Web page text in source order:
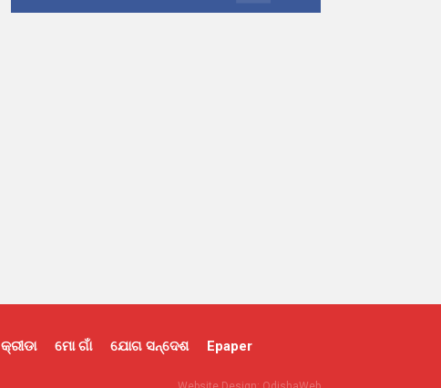
କ୍ରୀଡା ମୋ ଗାଁ ଯୋଗ ସନ୍ଦେଶ Epaper